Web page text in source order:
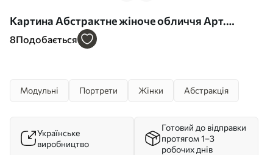
Картина Абстрактне жіноче обличчя Арт.
m00603
8Подобається
Модульні Портрети Жінки Абстракція
Українське
виробництво
Готовий до відправки
протягом 1–3
робочих днів